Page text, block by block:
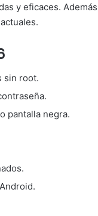
y eficaces.
sin root.
pantalla negra.